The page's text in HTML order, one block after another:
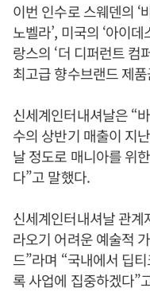
이번 인수로 스웨덴의 ‘
노벨라’, 미국의 ‘아이
랑스의 ‘더 디퍼런트 컴
최고급 향수브랜드 제
신세계인터내셔날은 “
수의 상반기 매출이 지
날 정도로 매니아를 위
다”고 말했다.
신세계인터내셔날 관
라오기 어려운 예술적
드”라며 “국내에서 딥
록 사업에 집중하겠다”